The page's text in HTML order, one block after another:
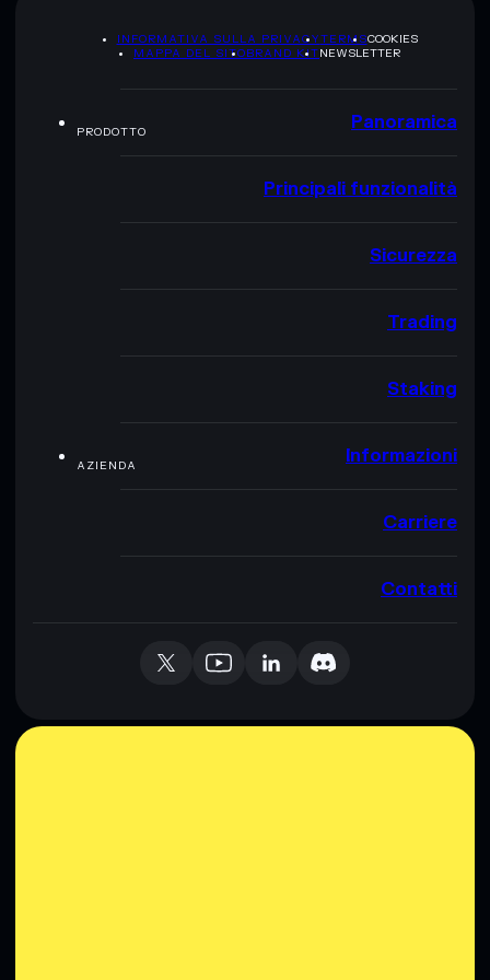
INFORMATIVA SULLA PRIVACYTERMSCOOKIES
MAPPA DEL SITOBRAND KITNEWSLETTER
PRODOTTO Panoramica
Principali funzionalità
Sicurezza
Trading
Staking
AZIENDA Informazioni
Carriere
Contatti